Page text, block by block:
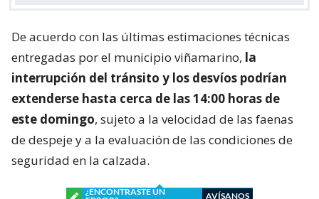
De acuerdo con las últimas estimaciones técnicas
entregadas por el municipio viñamarino, la
interrupción del tránsito y los desvíos podrían
extenderse hasta cerca de las 14:00 horas de
este domingo, sujeto a la velocidad de las faenas
de despeje y a la evaluación de las condiciones de
seguridad en la calzada.
¿ENCONTRASTE UN
AVÍSANOS